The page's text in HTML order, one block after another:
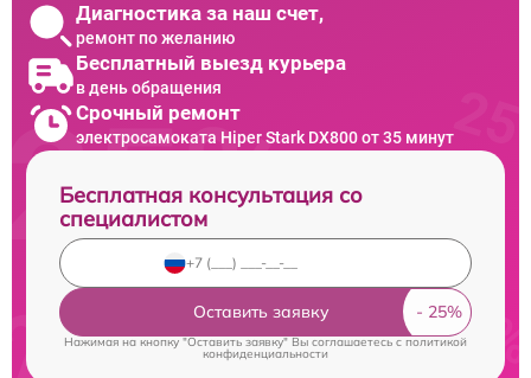
Диагностика за наш счет,
ремонт по желанию
Бесплатный выезд курьера
в день обращения
Срочный ремонт
электросамоката Hiper Stark DX800 от 35 минут
Бесплатная консультация со
специалистом
Оставить заявку
Нажимая на кнопку "Оставить заявку" Вы соглашаетесь cполитикой
конфиденциальности